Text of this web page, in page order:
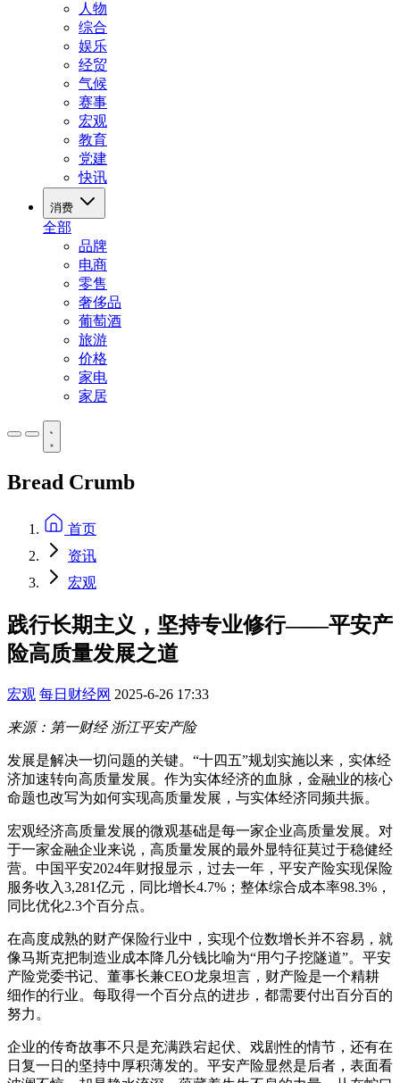
人物
综合
娱乐
经贸
气候
赛事
宏观
教育
党建
快讯
消费
全部
品牌
电商
零售
奢侈品
葡萄酒
旅游
价格
家电
家居
Bread Crumb
首页
资讯
宏观
践行长期主义，坚持专业修行——平安产
险高质量发展之道
宏观 每日财经网 2025-6-26 17:33
来源：第一财经 浙江平安产险
发展是解决一切问题的关键。“十四五”规划实施以来，实体经
济加速转向高质量发展。作为实体经济的血脉，金融业的核心
命题也改写为如何实现高质量发展，与实体经济同频共振。
宏观经济高质量发展的微观基础是每一家企业高质量发展。对
于一家金融企业来说，高质量发展的最外显特征莫过于稳健经
营。中国平安2024年财报显示，过去一年，平安产险实现保险
服务收入3,281亿元，同比增长4.7%；整体综合成本率98.3%，
同比优化2.3个百分点。
在高度成熟的财产保险行业中，实现个位数增长并不容易，就
像马斯克把制造业成本降几分钱比喻为“用勺子挖隧道”。平安
产险党委书记、董事长兼CEO龙泉坦言，财产险是一个精耕
细作的行业。每取得一个百分点的进步，都需要付出百分百的
努力。
企业的传奇故事不只是充满跌宕起伏、戏剧性的情节，还有在
日复一日的坚持中厚积薄发的。平安产险显然是后者，表面看